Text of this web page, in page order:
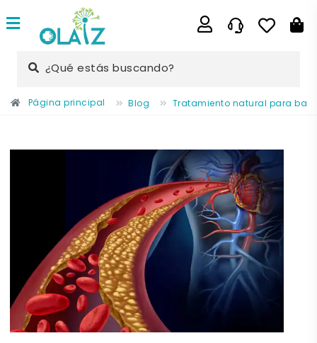
¿Qué estás buscando?
Página principal Blog Tratamiento natural para